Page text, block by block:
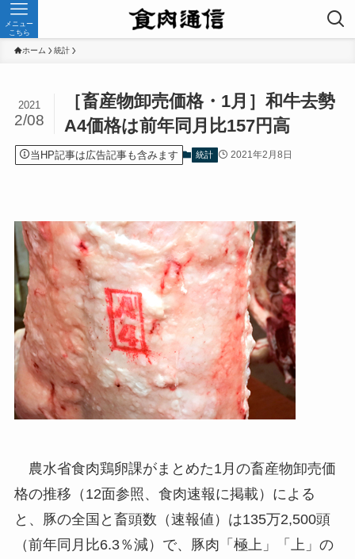
メニュー
こちら
ホーム 統計
［畜産物卸売価格・1月］和牛去勢
A4価格は前年同月比157円高
2021
2/08
当HP記事は広告記事も含みます 統計 2021年2月8日
農水省食肉鶏卵課がまとめた1月の畜産物卸売価
格の推移（12面参照、食肉速報に掲載）による
と、豚の全国と畜頭数（速報値）は135万2,500頭
（前年同月比6.3％減）で、豚肉「極上」「上」の